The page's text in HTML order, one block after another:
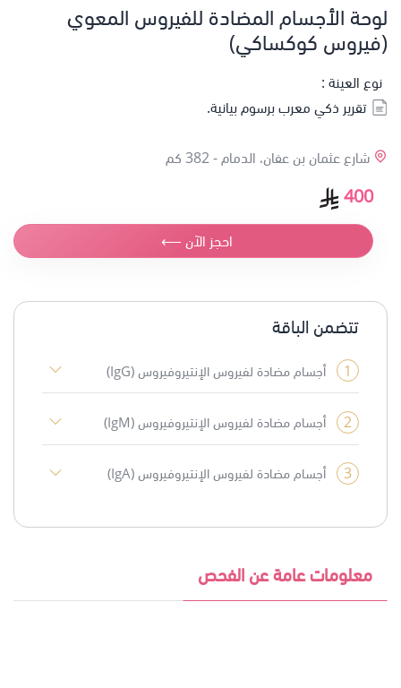
لوحة الأجسام المضادة للفيروس المعوي
(فيروس كوكساكي)
نوع العينة :
تقرير ذكي معرب برسوم بيانية.
شارع عثمان بن عفان، الدمام -382 كم
400
احجز الآن ⟵
تتضمن الباقة
1 أجسام مضادة لفيروس الإنتيروفيروس (IgG)
2 أجسام مضادة لفيروس الإنتيروفيروس (IgM)
3 أجسام مضادة لفيروس الإنتيروفيروس (IgA)
معلومات عامة عن الفحص